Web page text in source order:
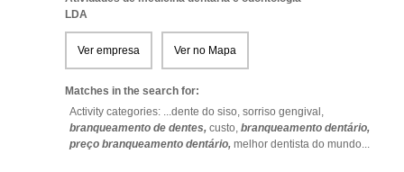
LDA
Ver empresa Ver no Mapa
Matches in the search for:
Activity categories: ...dente do siso, sorriso gengival,
branqueamento de dentes, custo, branqueamento dentário,
preço branqueamento dentário, melhor dentista do mundo...